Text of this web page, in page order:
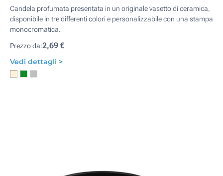
Candela profumata presentata in un originale vasetto di ceramica,
disponibile in tre differenti colori e personalizzabile con una stampa
monocromatica.
Prezzo da:2,69 €
Vedi dettagli >